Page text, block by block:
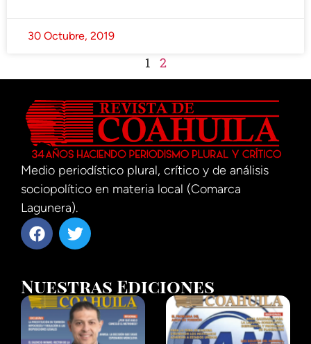
30 Octubre, 2019
1 2
Medio periodístico plural, crítico y de análisis
sociopolítico en materia local (Comarca
Lagunera).
Nuestras Ediciones